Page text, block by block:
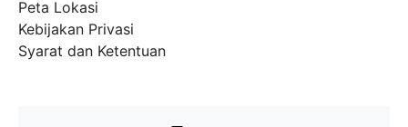
Peta Lokasi
Kebijakan Privasi
Syarat dan Ketentuan